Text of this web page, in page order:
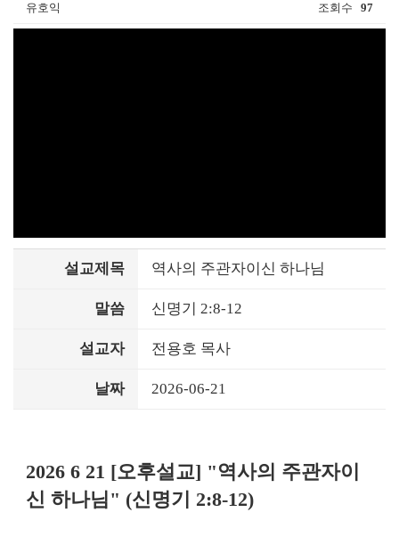
유호익 조회수 97
설교제목 역사의 주관자이신 하나님
말씀 신명기 2:8-12
설교자 전용호 목사
날짜 2026-06-21
2026 6 21 [오후설교] "역사의 주관자이
신 하나님" (신명기 2:8-12)